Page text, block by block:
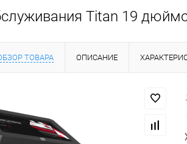
Titan 19
ТОВАРА ОПИСАНИЕ